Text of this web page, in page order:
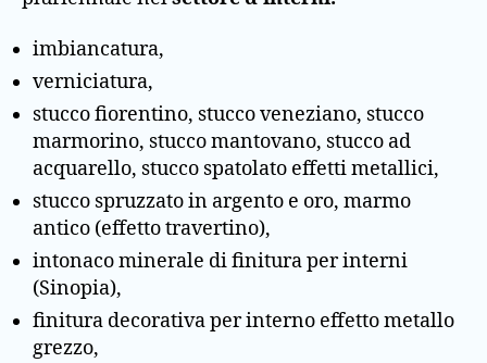
imbiancatura,
verniciatura,
stucco fiorentino, stucco veneziano, stucco
marmorino, stucco mantovano, stucco ad
acquarello, stucco spatolato effetti metallici,
stucco spruzzato in argento e oro, marmo
antico (effetto travertino),
intonaco minerale di finitura per interni
(Sinopia),
finitura decorativa per interno effetto metallo
grezzo,